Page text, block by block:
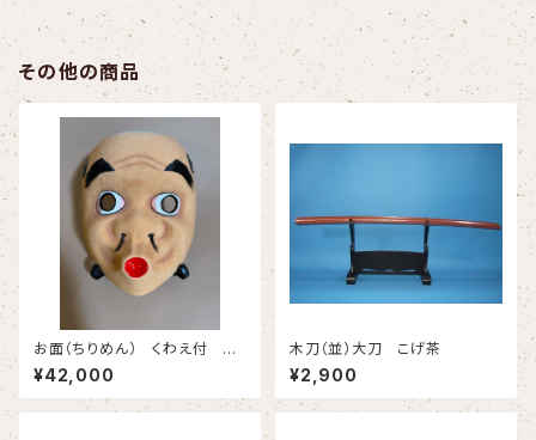
その他の商品
お面（ちりめん） くわえ付 ひ
ょっとこ （台含まず）
¥42,000
木刀（並）大刀 こげ茶
¥2,900